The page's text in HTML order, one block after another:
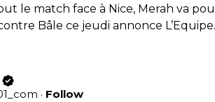
le match face à Nice, Merah va
Bâle ce jeudi annonce
· Follow